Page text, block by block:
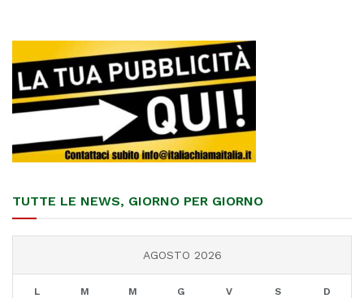
TUTTE LE NEWS, GIORNO PER GIORNO
AGOSTO 2026
L M M G V S D